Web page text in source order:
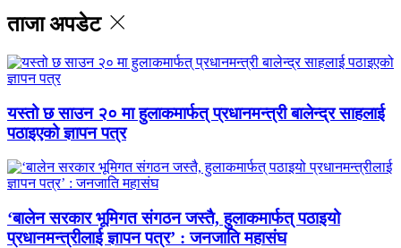
ताजा अपडेट
यस्तो छ साउन २० मा हुलाकमार्फत् प्रधानमन्त्री बालेन्द्र साहलाई
पठाइएको ज्ञापन पत्र
‘बालेन सरकार भूमिगत संगठन जस्तै, हुलाकमार्फत् पठाइयो
प्रधानमन्त्रीलाई ज्ञापन पत्र’ : जनजाति महासंघ